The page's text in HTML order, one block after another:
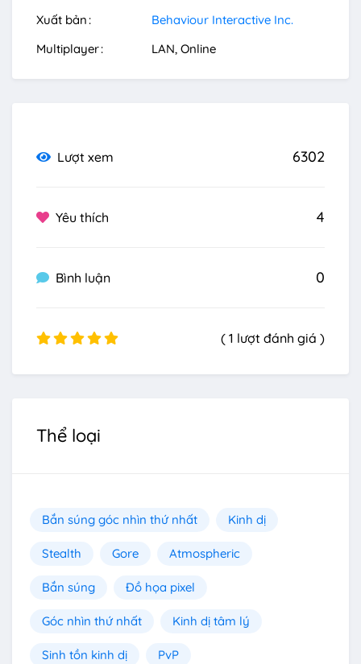
Xuất bản
Behaviour Interactive Inc.
Multiplayer
LAN Online
Lượt xem 6302
Yêu thích 4
Bình luận 0
( 1 lượt đánh giá )
Thể loại
Bắn súng góc nhìn thứ nhất Kinh dị
Stealth Gore Atmospheric
Bắn súng Đồ họa pixel
Góc nhìn thứ nhất Kinh dị tâm lý
Sinh tồn kinh dị PvP